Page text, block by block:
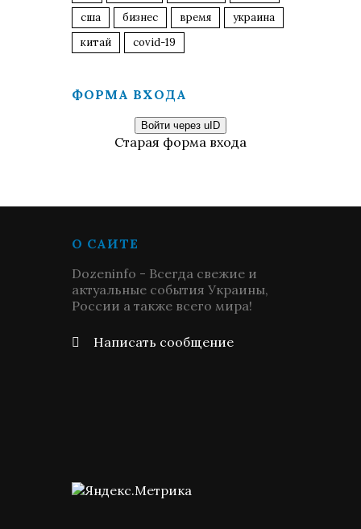
сша
бизнес время
украина
китай
covid-19
ФОРМА ВХОДА
Войти через uID
Старая форма входа
О САЙТЕ
Dozeninfo - Всегда свежие и
актуальные события Украины,
России а также всего мира!
Написать сообщение